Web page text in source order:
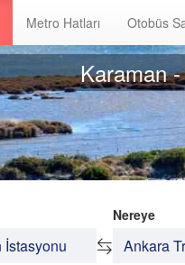
Metro Hatları Otobüs
Karaman -
Nereye